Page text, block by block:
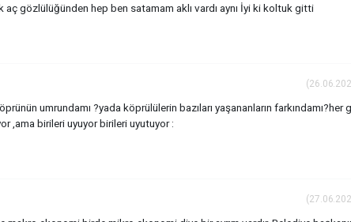
gözlülüğünden hep ben satamam aklı vardı aynı İyi ki koltuk gitti
umrundamı ?yada köprülülerin bazıları yaşananların farkındamı?her
,ama birileri uyuyor birileri uyutuyor :